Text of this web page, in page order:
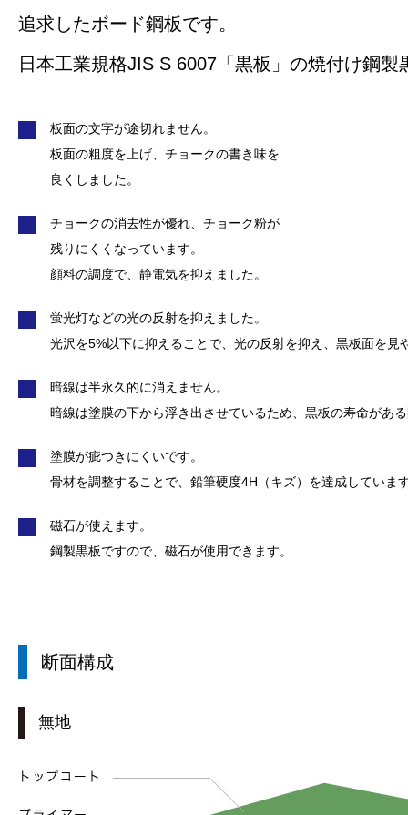
追求したボード鋼板です。
日本工業規格JIS S 6007「黒板」の焼付け鋼
板面の文字が途切れません。
板面の粗度を上げ、チョークの書き味を
良くしました。
チョークの消去性が優れ、チョーク粉が
残りにくくなっています。
顔料の調度で、静電気を抑えました。
蛍光灯などの光の反射を抑えました。
光沢を5%以下に抑えることで、光の反射を抑え、黒板面を見
暗線は半永久的に消えません。
暗線は塗膜の下から浮き出させているため、黒板の寿命があ
塗膜が疵つきにくいです。
骨材を調整することで、鉛筆硬度4H（キズ）を達成していま
磁石が使えます。
鋼製黒板ですので、磁石が使用できます。
断面構成
無地